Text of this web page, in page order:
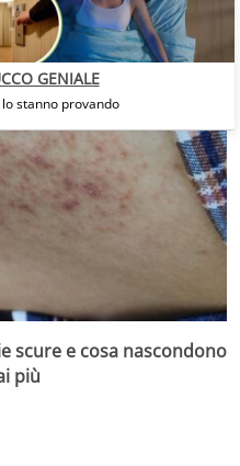
scure e cosa nascondono
più
GENIALE
stanno provando